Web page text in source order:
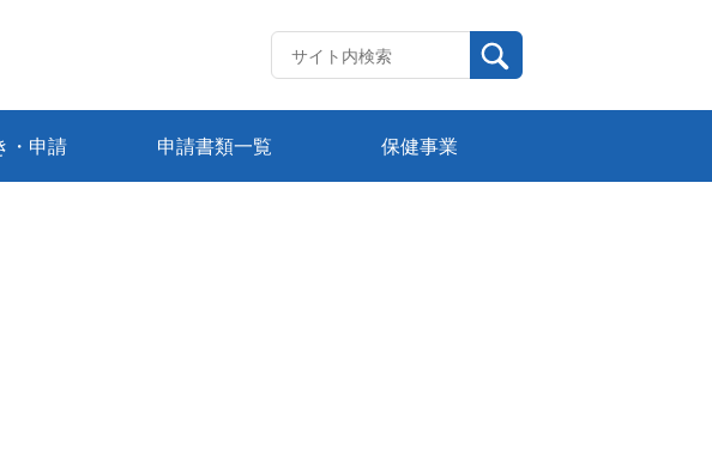
・申請 申請書類一覧 保健事業